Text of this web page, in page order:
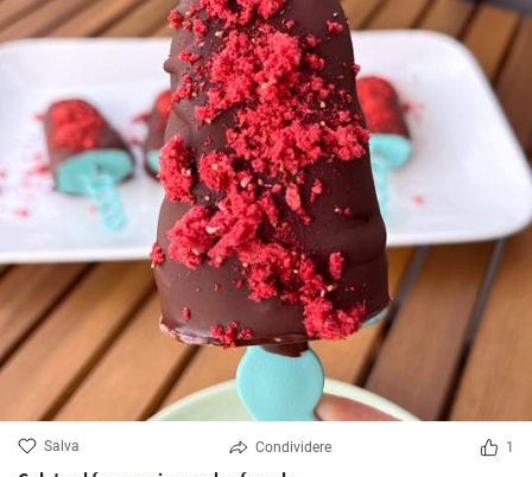
Salva Condividere 1